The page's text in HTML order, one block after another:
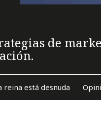
de
reina está desnuda